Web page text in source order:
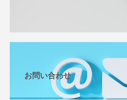
お問い合わせ